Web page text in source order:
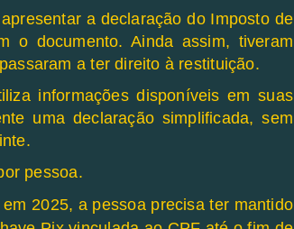
a declaração do Imposto de
o documento. Ainda assim, tiveram
a ter direito à restituição.
informações disponíveis em suas
uma declaração simplificada, sem
pessoa.
2025, a pessoa precisa ter mantido